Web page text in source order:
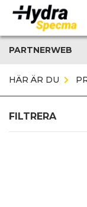
PARTNERWEB
HÄR ÄR DU
FILTRERA